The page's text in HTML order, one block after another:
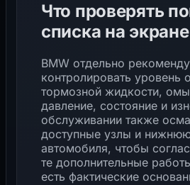
Что проверять
списка на экране
BMW отдельно
контролировать
тормозной жидкости,
давление, состояние и
обслуживании также
доступные узлы и
автомобиля, чтобы
те дополнительные
есть фактические